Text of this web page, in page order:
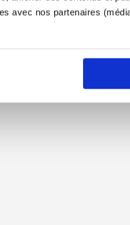
avec nos partenaires